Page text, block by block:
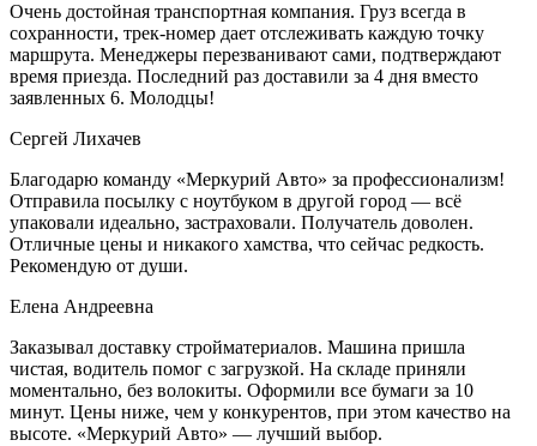
Очень достойная транспортная компания. Груз всегда в
сохранности, трек-номер дает отслеживать каждую точку
маршрута. Менеджеры перезванивают сами, подтверждают
время приезда. Последний раз доставили за 4 дня вместо
заявленных 6. Молодцы!
Сергей Лихачев
Благодарю команду «Меркурий Авто» за профессионализм!
Отправила посылку с ноутбуком в другой город — всё
упаковали идеально, застраховали. Получатель доволен.
Отличные цены и никакого хамства, что сейчас редкость.
Рекомендую от души.
Елена Андреевна
Заказывал доставку стройматериалов. Машина пришла
чистая, водитель помог с загрузкой. На складе приняли
моментально, без волокиты. Оформили все бумаги за 10
минут. Цены ниже, чем у конкурентов, при этом качество на
высоте. «Меркурий Авто» — лучший выбор.